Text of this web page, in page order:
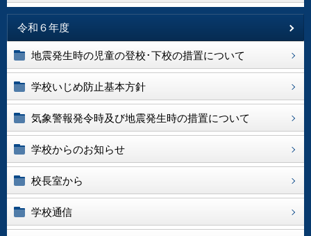
令和６年度
地震発生時の児童の登校･下校の措置について
学校いじめ防止基本方針
気象警報発令時及び地震発生時の措置について
学校からのお知らせ
校長室から
学校通信